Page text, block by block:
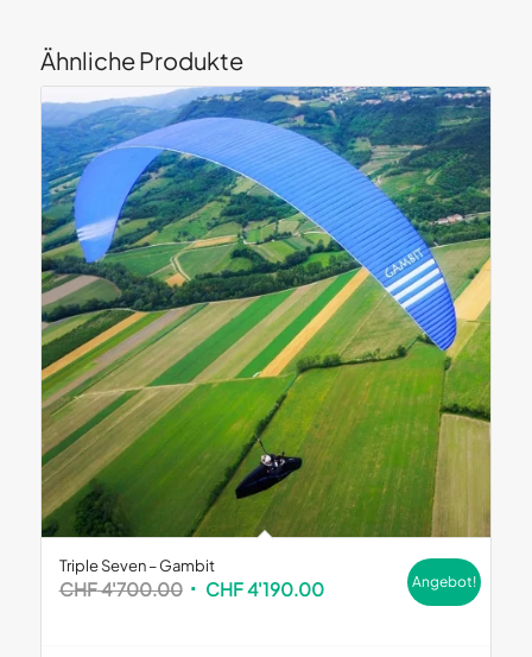
Ähnliche Produkte
Triple Seven – Gambit
CHF4'700.00 Ursprünglicher
CHF4'190.00Aktueller
Angebot!